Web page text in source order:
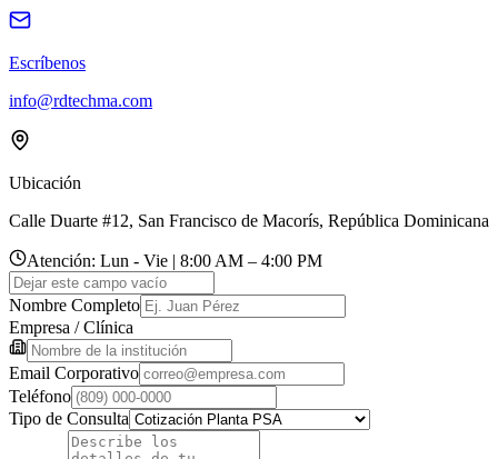
Escríbenos
info@rdtechma.com
Ubicación
Calle Duarte #12, San Francisco de Macorís, República Dominicana
Atención: Lun - Vie | 8:00 AM – 4:00 PM
Nombre Completo
Empresa / Clínica
Email Corporativo
Teléfono
Tipo de Consulta